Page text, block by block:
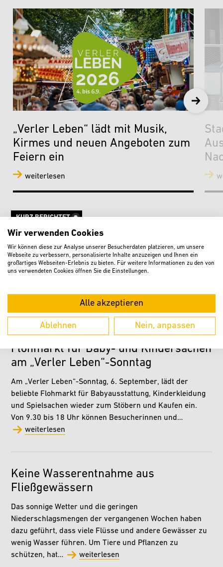
„Verler Leben“ lädt mit Musik,
Kirmes und neuen Angeboten zum
Feiern ein
weiterlesen
KURZ BERICHTET
Offener Gesprächskreis für pflegende
Angehörige am 7. August
Der offene Gesprächskreises für pflegende Angehörige
gewohnt am zweiten Freitag im Monat. Somit kommen die
Teilnehmerinnen und Teilnehmer…
Flohmarkt für Baby- und Kindersachen
am „Verler Leben“-Sonntag
Am „Verler Leben“-Sonntag, 6. September, lädt der
beliebte Flohmarkt für Babyausstattung, Kinderkleidung
und Spielsachen wieder zum Stöbern und Kaufen ein.
Von 9.30 bis 18 Uhr können Besucherinnen und…
weiterlesen
Keine Wasserentnahme aus
Fließgewässern
Das sonnige Wetter und die geringen
Niederschlagsmengen der vergangenen Wochen haben
dazu geführt, dass viele Flüsse und andere Gewässer zu
wenig Wasser führen. Um Tiere und Pflanzen zu
schützen, hat…
weiterlesen
Wir verwenden Cookies
Wir können diese zur Analyse unserer Besucherdaten platzieren, um unsere
Webseite zu verbessern, personalisierte Inhalte anzuzeigen und Ihnen ein
großartiges Webseiten-Erlebnis zu bieten. Für weitere Informationen zu den von
uns verwendeten Cookies öffnen Sie die Einstellungen.
Alle akzeptieren
Ablehnen Nein, anpassen